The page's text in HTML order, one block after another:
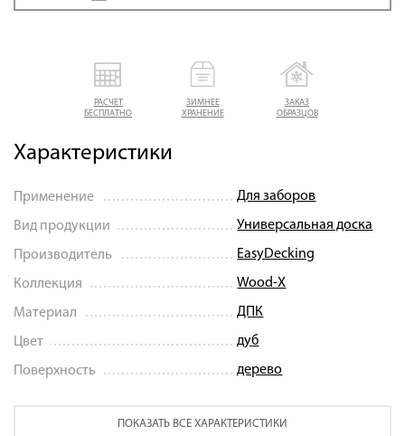
РАСЧЕТ
БЕСПЛАТНО
ЗИМНЕЕ
ХРАНЕНИЕ
ЗАКАЗ
ОБРАЗЦОВ
Характеристики
Применение Для заборов
Вид продукции Универсальная доска
Производитель EasyDecking
Коллекция Wood-X
Материал ДПК
Цвет дуб
Поверхность дерево
ПОКАЗАТЬ ВСЕ ХАРАКТЕРИСТИКИ